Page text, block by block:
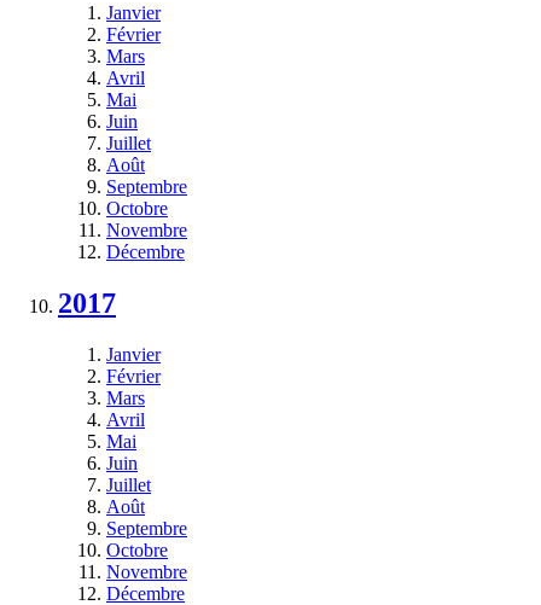
Janvier
Février
Mars
Avril
Mai
Juin
Juillet
Août
Septembre
Octobre
Novembre
Décembre
2017
Janvier
Février
Mars
Avril
Mai
Juin
Juillet
Août
Septembre
Octobre
Novembre
Décembre